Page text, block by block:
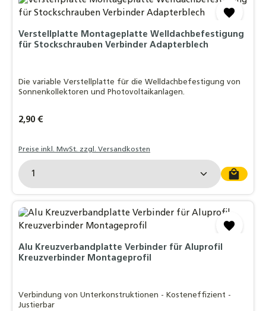
Verstellplatte Montageplatte Welldachbefestigung
für Stockschrauben Verbinder Adapterblech
Die variable Verstellplatte für die Welldachbefestigung von
Sonnenkollektoren und Photovoltaikanlagen.
Regulärer Preis:
2,90 €
Preise inkl. MwSt. zzgl. Versandkosten
Produkt Anzahl: Gib den gewünschten Wert
Alu Kreuzverbandplatte Verbinder für Aluprofil
Kreuzverbinder Montageprofil
Verbindung von Unterkonstruktionen - Kosteneffizient -
Justierbar